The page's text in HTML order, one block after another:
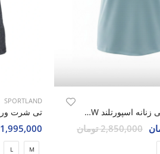
تی شرت ورزشی زنانه اسپورتلند SHIFT Force W
2,850,000 تومان
SPORTLAND
1,995,000 تومان
M
L